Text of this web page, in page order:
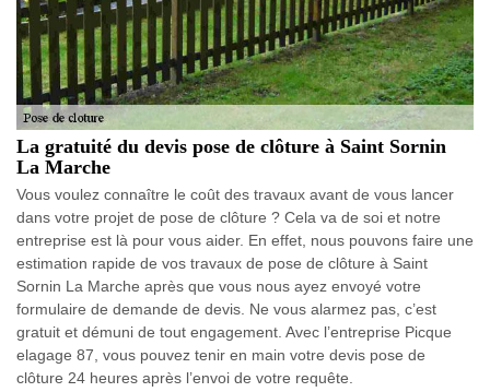
La gratuité du devis pose de clôture à Saint Sornin
La Marche
Vous voulez connaître le coût des travaux avant de vous lancer
dans votre projet de pose de clôture ? Cela va de soi et notre
entreprise est là pour vous aider. En effet, nous pouvons faire une
estimation rapide de vos travaux de pose de clôture à Saint
Sornin La Marche après que vous nous ayez envoyé votre
formulaire de demande de devis. Ne vous alarmez pas, c’est
gratuit et démuni de tout engagement. Avec l’entreprise Picque
elagage 87, vous pouvez tenir en main votre devis pose de
clôture 24 heures après l’envoi de votre requête.